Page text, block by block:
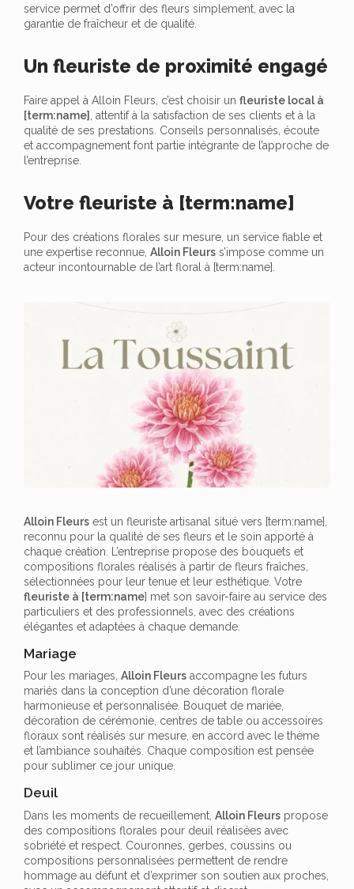
service permet d’offrir des fleurs simplement, avec la
garantie de fraîcheur et de qualité.
Un fleuriste de proximité engagé
Faire appel à Alloin Fleurs, c’est choisir un fleuriste local à
[term:name]
, attentif à la satisfaction de ses clients et à la
qualité de ses prestations. Conseils personnalisés, écoute
et accompagnement font partie intégrante de l’approche de
l’entreprise.
Votre fleuriste à [term:name]
Pour des créations florales sur mesure, un service fiable et
une expertise reconnue, Alloin Fleurs s’impose comme un
acteur incontournable de l’art floral à [term:name].
Alloin Fleurs est un fleuriste artisanal situé vers [term:name],
reconnu pour la qualité de ses fleurs et le soin apporté à
chaque création. L’entreprise propose des bouquets et
compositions florales réalisés à partir de fleurs fraîches,
sélectionnées pour leur tenue et leur esthétique. Votre
fleuriste à [term:name] met son savoir-faire au service des
particuliers et des professionnels, avec des créations
élégantes et adaptées à chaque demande.
Mariage
Pour les mariages, Alloin Fleurs accompagne les futurs
mariés dans la conception d’une décoration florale
harmonieuse et personnalisée. Bouquet de mariée,
décoration de cérémonie, centres de table ou accessoires
floraux sont réalisés sur mesure, en accord avec le thème
et l’ambiance souhaités. Chaque composition est pensée
pour sublimer ce jour unique.
Deuil
Dans les moments de recueillement, Alloin Fleurs propose
des compositions florales pour deuil réalisées avec
sobriété et respect. Couronnes, gerbes, coussins ou
compositions personnalisées permettent de rendre
hommage au défunt et d’exprimer son soutien aux proches,